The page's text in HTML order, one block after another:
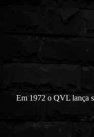
Em 1972 o QVL lança